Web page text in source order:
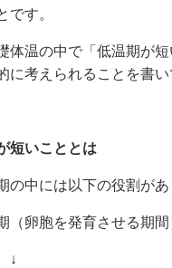
です。
体温の中で「低温期が
に考えられることを書い
短いこととは
の中には以下の役割があ
卵胞を発育させる期間